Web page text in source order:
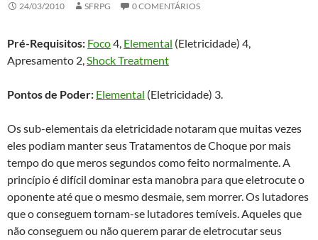
24/03/2010 SFRPG 0 COMENTÁRIOS
Pré-Requisitos: Foco4, Elemental (Eletricidade) 4,
Apresamento 2,Shock Treatment
Pontos de Poder: Elemental (Eletricidade) 3.
Os sub-elementais da eletricidade notaram que muitas vezes
eles podiam manter seus Tratamentos de Choque por mais
tempo do que meros segundos como feito normalmente. A
princípio é difícil dominar esta manobra para que eletrocute o
oponente até que o mesmo desmaie, sem morrer. Os lutadores
que o conseguem tornam-se lutadores temíveis. Aqueles que
não conseguem ou não querem parar de eletrocutar seus